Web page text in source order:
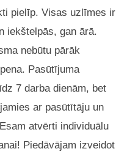
pielīp. Visas uzlīmes ir
iekštelpās, gan ārā.
nebūtu pārāk
Pasūtījuma
7 darba dienām, bet
ar pasūtītāju un
atvērti individuālu
Piedāvājam izveidot